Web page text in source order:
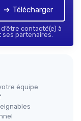
➔ Télécharger
contacté(e) à
ses partenaires.
équipe